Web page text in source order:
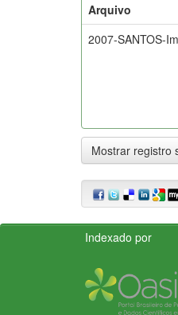
Arquivo
2007-SANTOS-
Mostrar registro
Indexado por